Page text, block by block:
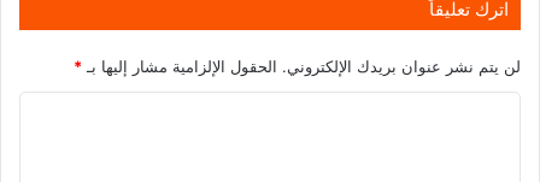
اترك تعليقاً
لن يتم نشر عنوان بريدك الإلكتروني. الحقول الإلزامية مشار إليها بـ*